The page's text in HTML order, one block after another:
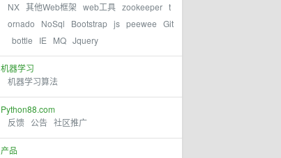
NX 其他Web框架 web工具 zookeeper t
ornado
NoSql Bootstrap js peewee Git
bottle
IE MQ Jquery
机器学习
机器学习算法
Python88.com
反馈 公告 社区推广
产品